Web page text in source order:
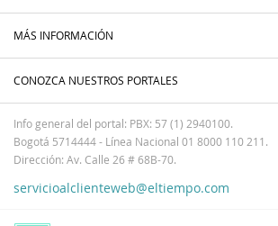
MÁS INFORMACIÓN
CONOZCA NUESTROS PORTALES
Info general del portal: PBX: 57 (1) 2940100.
Bogotá 5714444 - Línea Nacional 01 8000 110 211.
Dirección: Av. Calle 26 # 68B-70.
servicioalclienteweb@eltiempo.com